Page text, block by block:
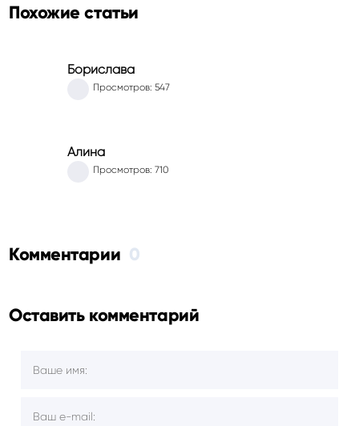
Похожие статьи
Борислава
Просмотров: 547
Алина
Просмотров: 710
Комментарии 0
Оставить комментарий